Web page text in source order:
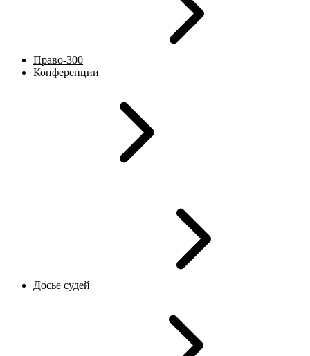
Право-300
Конференции
Досье судей